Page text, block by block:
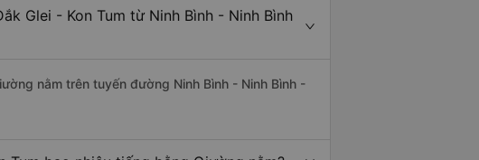
Glei - Kon Tum từ Ninh Bình - Ninh Bình
nằm trên tuyến đường Ninh Bình - Ninh Bình -